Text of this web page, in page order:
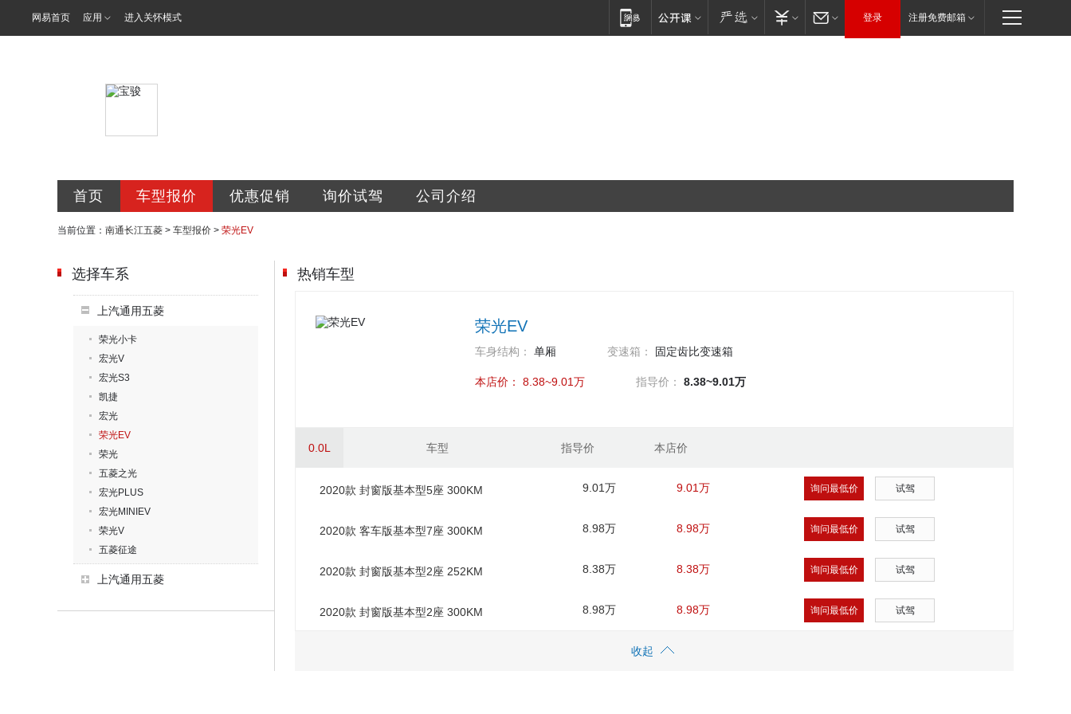
网易首页 应用 进入关怀模式 登录 注册免费邮箱
首页 车型报价 优惠促销 询价试驾 公司介绍
当前位置： 南通长江五菱 > 车型报价 > 荣光EV
选择车系
上汽通用五菱
荣光小卡
宏光V
宏光S3
凯捷
宏光
荣光EV
荣光
五菱之光
宏光PLUS
宏光MINIEV
荣光V
五菱征途
上汽通用五菱
热销车型
荣光EV
车身结构： 单厢 变速箱： 固定齿比变速箱
本店价： 8.38~9.01万 指导价： 8.38~9.01万
0.0L 车型 指导价 本店价
2020款 封窗版基本型5座 300KM 9.01万 9.01万 询问最低价 试驾
2020款 客车版基本型7座 300KM 8.98万 8.98万 询问最低价 试驾
2020款 封窗版基本型2座 252KM 8.38万 8.38万 询问最低价 试驾
2020款 封窗版基本型2座 300KM 8.98万 8.98万 询问最低价 试驾
收起